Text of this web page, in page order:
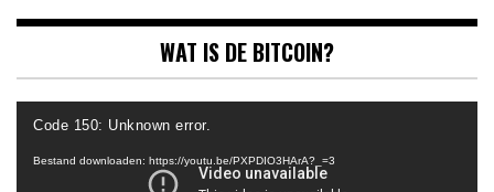
WAT IS DE BITCOIN?
Videospeler
Code 150: Unknown error.
Bestand downloaden: https://youtu.be/PXPDIO3HArA?_=3